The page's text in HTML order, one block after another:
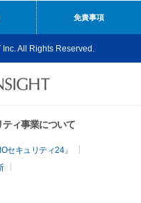
免責事項
All Rights Reserved.
ィ事業について
セキュリティ24」